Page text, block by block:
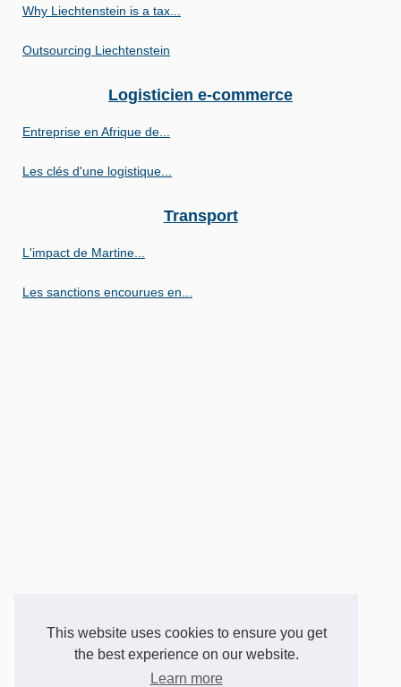
This website uses cookies to ensure you get
the best experience on our website.
Learn more
Why Liechtenstein is a tax...
Outsourcing Liechtenstein
Logisticien e-commerce
Entreprise en Afrique de...
Les clés d'une logistique...
Transport
L'impact de Martine...
Les sanctions encourues en...